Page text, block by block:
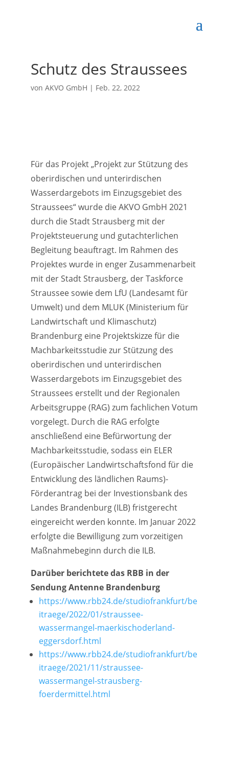
Schutz des Straussees
von AKVO GmbH | Feb. 22, 2022
Für das Projekt „Projekt zur Stützung des
oberirdischen und unterirdischen
Wasserdargebots im Einzugsgebiet des
Straussees“ wurde die AKVO GmbH 2021
durch die Stadt Strausberg mit der
Projektsteuerung und gutachterlichen
Begleitung beauftragt. Im Rahmen des
Projektes wurde in enger Zusammenarbeit
mit der Stadt Strausberg, der Taskforce
Straussee sowie dem LfU (Landesamt für
Umwelt) und dem MLUK (Ministerium für
Landwirtschaft und Klimaschutz)
Brandenburg eine Projektskizze für die
Machbarkeitsstudie zur Stützung des
oberirdischen und unterirdischen
Wasserdargebots im Einzugsgebiet des
Straussees erstellt und der Regionalen
Arbeitsgruppe (RAG) zum fachlichen Votum
vorgelegt. Durch die RAG erfolgte
anschließend eine Befürwortung der
Machbarkeitsstudie, sodass ein ELER
(Europäischer Landwirtschaftsfond für die
Entwicklung des ländlichen Raums)-
Förderantrag bei der Investionsbank des
Landes Brandenburg (ILB) fristgerecht
eingereicht werden konnte. Im Januar 2022
erfolgte die Bewilligung zum vorzeitigen
Maßnahmebeginn durch die ILB.
Darüber berichtete das RBB in der
Sendung Antenne Brandenburg
https://www.rbb24.de/studiofrankfurt/be
itraege/2022/01/straussee-
wassermangel-maerkischoderland-
eggersdorf.html
https://www.rbb24.de/studiofrankfurt/be
itraege/2021/11/straussee-
wassermangel-strausberg-
foerdermittel.html